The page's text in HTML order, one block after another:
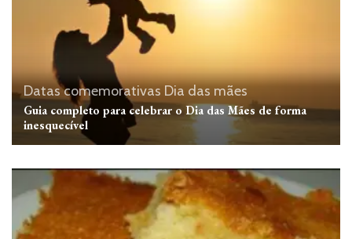
Datas comemorativas Dia das mães
Guia completo para celebrar o Dia das Mães de forma
inesquecível